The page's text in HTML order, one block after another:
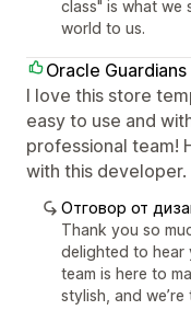
class" is what we
world to us.
Oracle Guardians
I love this store
easy to use and
professional team!
with this developer.
Отговор от
Thank you so
delighted to hear
team is here to
stylish, and